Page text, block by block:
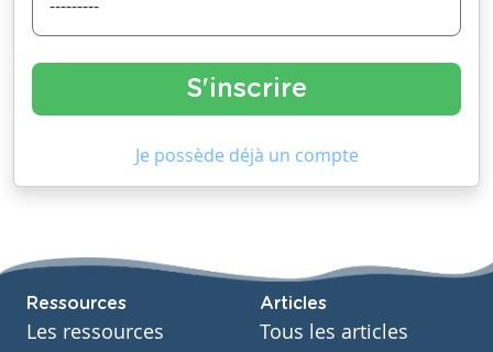
Je possède déjà un compte
Ressources
Les ressources
Articles
Tous les articles